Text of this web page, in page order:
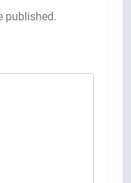
published.